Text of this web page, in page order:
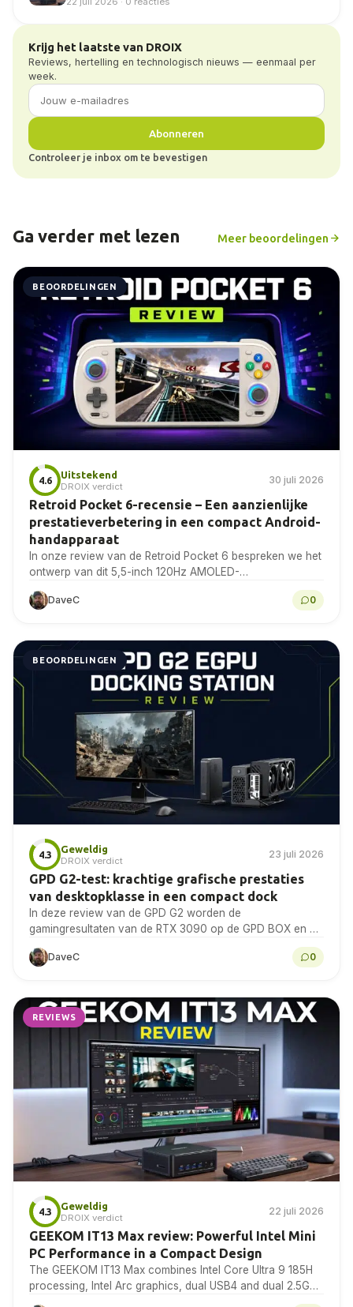
Krijg het laatste van DROIX
Reviews, hertelling en technologisch nieuws — eenmaal per
week.
Abonneren
Controleer je inbox om te bevestigen
Ga verder met lezen Meer beoordelingen
BEOORDELINGEN
4.6
Uitstekend
DROIX verdict
30 juli 2026
Retroid Pocket 6-recensie – Een aanzienlijke
prestatieverbetering in een compact Android-
handapparaat
In onze review van de Retroid Pocket 6 bespreken we het
ontwerp van dit 5,5-inch 120Hz AMOLED-
handheldapparaat, de gemeten batterijduur en
warmteontwikkeling, Android-gaming, emulatie...
DaveC 0
BEOORDELINGEN
4.3
Geweldig
DROIX verdict
23 juli 2026
GPD G2-test: krachtige grafische prestaties
van desktopklasse in een compact dock
In deze review van de GPD G2 worden de
gamingresultaten van de RTX 3090 op de GPD BOX en de
GPD WIN 5 vastgelegd,...
DaveC 0
REVIEWS
4.3
Geweldig
DROIX verdict
22 juli 2026
GEEKOM IT13 Max review: Powerful Intel Mini
PC Performance in a Compact Design
The GEEKOM IT13 Max combines Intel Core Ultra 9 185H
processing, Intel Arc graphics, dual USB4 and dual 2.5GbE